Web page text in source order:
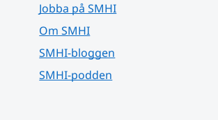
Jobba på SMHI
Om SMHI
SMHI-bloggen
SMHI-podden